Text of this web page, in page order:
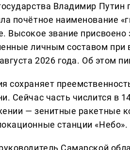
Владимир
почётное наименование
Высокое звание присвоено
личным составом при
2026 года. Об этом
сохраняет
Сейчас часть числится в
— зенитные ракетные
станции «Небо».
Самарской